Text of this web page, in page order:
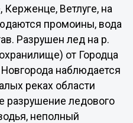
Керженце, Ветлуге, на
промоины, вода
Разрушен лед на р.
от Городца
наблюдается
реках области
разрушение ледового
неполный